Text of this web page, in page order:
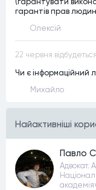
гарантів прав
Олексій
Чи є інформаційний
Михайло
Найактивнiшi
Павло
Адвокат.